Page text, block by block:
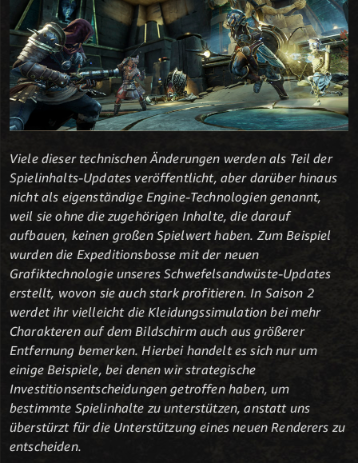
Viele dieser technischen Änderungen werden als Teil der
Spielinhalts-Updates veröffentlicht, aber darüber hinaus
nicht als eigenständige Engine-Technologien genannt,
weil sie ohne die zugehörigen Inhalte, die darauf
aufbauen, keinen großen Spielwert haben. Zum Beispiel
wurden die Expeditionsbosse mit der neuen
Grafiktechnologie unseres Schwefelsandwüste-Updates
erstellt, wovon sie auch stark profitieren. In Saison 2
werdet ihr vielleicht die Kleidungssimulation bei mehr
Charakteren auf dem Bildschirm auch aus größerer
Entfernung bemerken. Hierbei handelt es sich nur um
einige Beispiele, bei denen wir strategische
Investitionsentscheidungen getroffen haben, um
bestimmte Spielinhalte zu unterstützen, anstatt uns
überstürzt für die Unterstützung eines neuen Renderers zu
entscheiden.